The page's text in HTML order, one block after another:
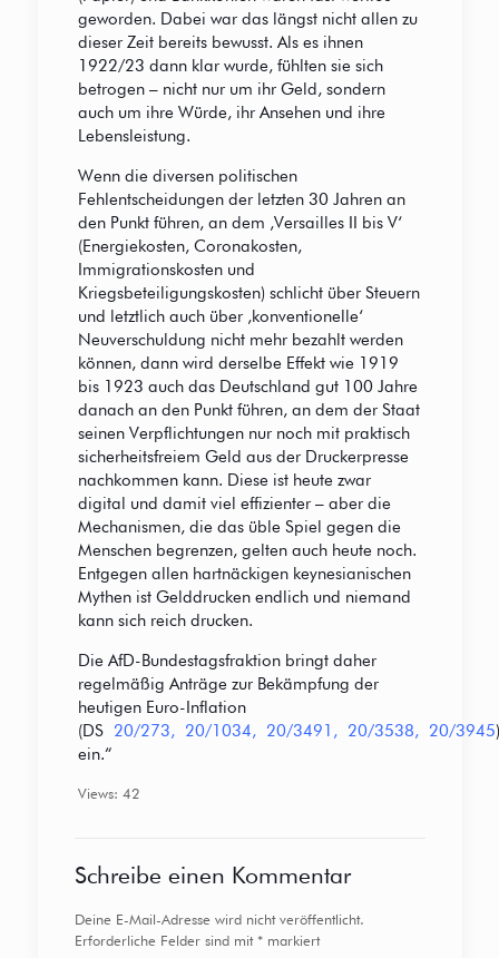
geworden. Dabei war das längst nicht allen zu
dieser Zeit bereits bewusst. Als es ihnen
1922/23 dann klar wurde, fühlten sie sich
betrogen – nicht nur um ihr Geld, sondern
auch um ihre Würde, ihr Ansehen und ihre
Lebensleistung.
Wenn die diversen politischen
Fehlentscheidungen der letzten 30 Jahren an
den Punkt führen, an dem ,Versailles II bis V‘
(Energiekosten, Coronakosten,
Immigrationskosten und
Kriegsbeteiligungskosten) schlicht über Steuern
und letztlich auch über ,konventionelle‘
Neuverschuldung nicht mehr bezahlt werden
können, dann wird derselbe Effekt wie 1919
bis 1923 auch das Deutschland gut 100 Jahre
danach an den Punkt führen, an dem der Staat
seinen Verpflichtungen nur noch mit praktisch
sicherheitsfreiem Geld aus der Druckerpresse
nachkommen kann. Diese ist heute zwar
digital und damit viel effizienter – aber die
Mechanismen, die das üble Spiel gegen die
Menschen begrenzen, gelten auch heute noch.
Entgegen allen hartnäckigen keynesianischen
Mythen ist Gelddrucken endlich und niemand
kann sich reich drucken.
Die AfD-Bundestagsfraktion bringt daher
regelmäßig Anträge zur Bekämpfung der
heutigen Euro-Inflation
(DS 20/273, 20/1034, 20/3491 , 20/3538, 20/3945)
ein.“
Views: 42
Schreibe einen Kommentar
Deine E-Mail-Adresse wird nicht veröffentlicht.
Erforderliche Felder sind mit *markiert